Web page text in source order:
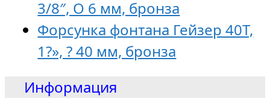
3/8″, O 6 мм, бронза
Форсунка фонтана Гейзер 40T,
1?», ? 40 мм, бронза
Информация